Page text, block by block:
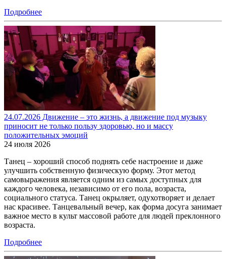
Подробнее
24.07.2026 Движение – это жизнь, а движение под музыку
приносит не только пользу здоровью, но и массу
положительных эмоций
24 июля 2026
Танец – хороший способ поднять себе настроение и даже
улучшить собственную физическую форму. Этот метод
самовыражения является одним из самых доступных для
каждого человека, независимо от его пола, возраста,
социального статуса. Танец окрыляет, одухотворяет и делает
нас красивее. Танцевальный вечер, как форма досуга занимает
важное место в культ массовой работе для людей преклонного
возраста.
Подробнее